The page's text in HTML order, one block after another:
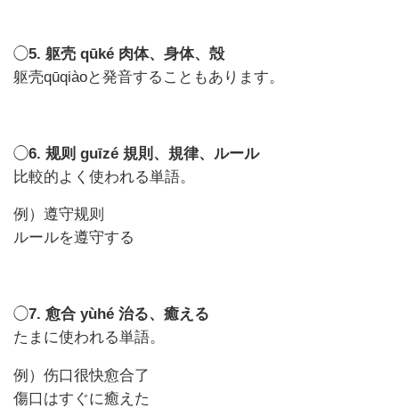
◯5. 躯壳 qūké 肉体、身体、殻
躯壳qūqiàoと発音することもあります。
◯6. 规则 guīzé 規則、規律、ルール
比較的よく使われる単語。
例）遵守规则
ルールを遵守する
◯7. 愈合 yùhé 治る、癒える
たまに使われる単語。
例）伤口很快愈合了
傷口はすぐに癒えた